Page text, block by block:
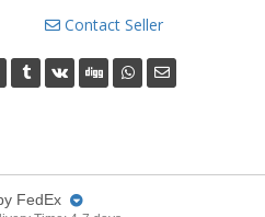
Contact Seller
FedEx